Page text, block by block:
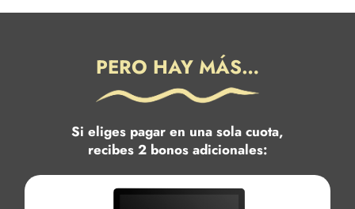
PERO HAY MÁS…
Si eliges pagar en una sola cuota,
recibes 2 bonos adicionales: